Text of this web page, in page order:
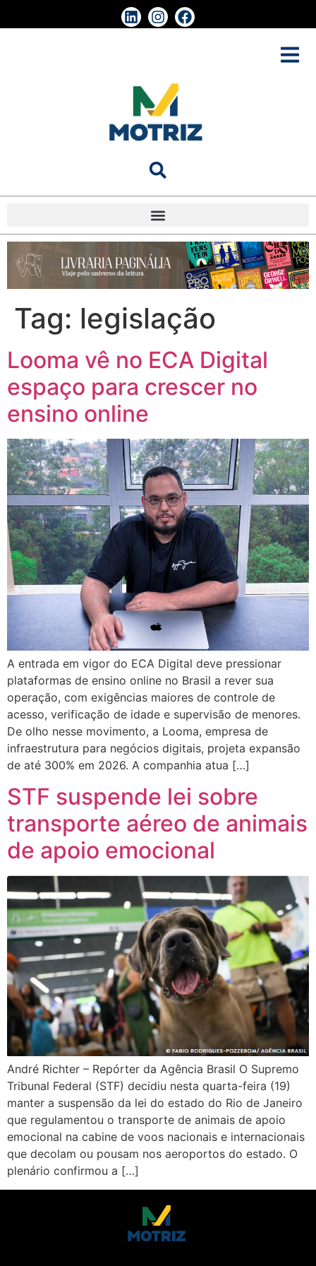
Tag: legislação
Looma vê no ECA Digital
espaço para crescer no
ensino online
A entrada em vigor do ECA Digital deve pressionar
plataformas de ensino online no Brasil a rever sua
operação, com exigências maiores de controle de
acesso, verificação de idade e supervisão de menores.
De olho nesse movimento, a Looma, empresa de
infraestrutura para negócios digitais, projeta expansão
de até 300% em 2026. A companhia atua […]
STF suspende lei sobre
transporte aéreo de animais
de apoio emocional
André Richter – Repórter da Agência Brasil O Supremo
Tribunal Federal (STF) decidiu nesta quarta-feira (19)
manter a suspensão da lei do estado do Rio de Janeiro
que regulamentou o transporte de animais de apoio
emocional na cabine de voos nacionais e internacionais
que decolam ou pousam nos aeroportos do estado. O
plenário confirmou a […]